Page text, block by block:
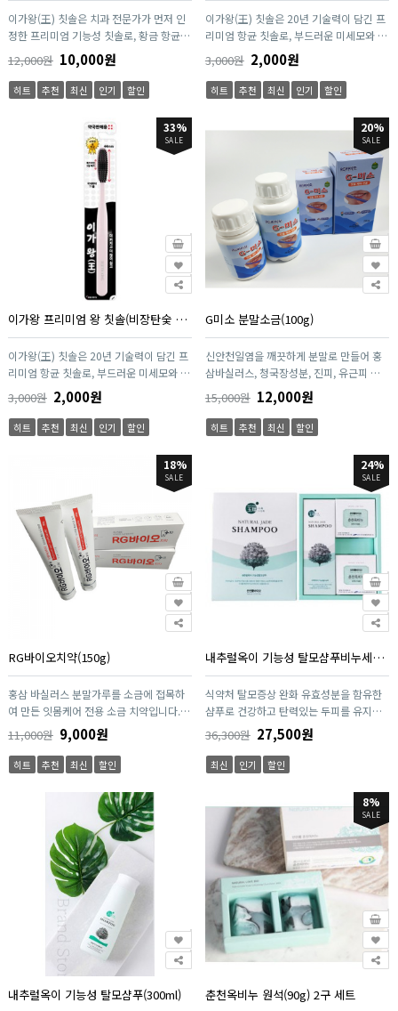
이가왕(王) 칫솔은 치과 전문가가 먼저 인
정한 프리미엄 기능성 칫솔로, 황금 항균모
와 초미세모를 결합해 치간 깊숙한 부분까
지 깔끔하게 세정합니다. 2중 구조 미세모
가 플라그를 효과적으로 제거하며, 특수 설
계된 슬림 헤드가 잇몸 자극을 최소화합니
다. 고급 PET 손잡이와 인체공학적 디자인
으로 사용 편의성을 높였고, 20년 제조 노
하우를 갖춘 전문 생산라인에서 위생적으
로 제작되어 온 가족이 안심하고 사용할 수
있는 고품격 항균 칫솔입니다.
12,000원 10,000원
히트 추천 최신 인기 할인
이가왕(王) 칫솔은 20년 기술력이 담긴 프
리미엄 항균 칫솔로, 부드러운 미세모와 강
력한 5겹 항균모가 치아와 잇몸을 동시에
보호합니다. 독자적인 황금 실버모와 항균
PET 소재를 사용해 세균 번식을 억제하며,
치과기기 수준의 꼼꼼한 제조 시스템으로
안전성을 강화했습니다. 치간 깊숙이 닿는
0.18mm 미세모와 인체공학적 헤드 디자
인으로 일상 양치 효과를 극대화한 고품격
기능성 칫솔입니다.
3,000원 2,000원
히트 추천 최신 인기 할인
33%
SALE
이가왕 프리미엄 왕 칫솔(비장탄숯 항균칫솔, 1P)
이가왕(王) 칫솔은 20년 기술력이 담긴 프
리미엄 항균 칫솔로, 부드러운 미세모와 강
력한 5겹 항균모가 치아와 잇몸을 동시에
보호합니다. 독자적인 황금 실버모와 항균
PET 소재를 사용해 세균 번식을 억제하며,
치과기기 수준의 꼼꼼한 제조 시스템으로
안전성을 강화했습니다. 치간 깊숙이 닿는
0.18mm 미세모와 인체공학적 헤드 디자
인으로 일상 양치 효과를 극대화한 고품격
기능성 칫솔입니다.
3,000원 2,000원
히트 추천 최신 인기 할인
20%
SALE
G미소 분말소금(100g)
신안천일염을 깨끗하게 분말로 만들어 홍
삼바실러스, 청국장성분, 진피, 유근피 등
을 함유하여 잇몸질환, 구강청결에 도움을
주는 분말 소금입니다.
15,000원 12,000원
히트 추천 최신 할인
18%
SALE
RG바이오치약(150g)
홍삼 바실러스 분말가루를 소금에 접목하
여 만든 잇몸케어 전용 소금 치약입니다.
구강관리에 도움을 줄 수 있는 기능성 치약
입니다.
11,000원 9,000원
히트 추천 최신 할인
24%
SALE
내추럴옥이 기능성 탈모샴푸비누세트(샴푸 300ml*1개, 비누 90g*2개)
식약처 탈모증상 완화 유효성분을 함유한
샴푸로 건강하고 탄력있는 두피를 유지하
여 탈모증상을 완화시켜 줍니다. 락토바실
러스 발효액과 옥정수를 이용하여 개발한
옥효소소금(특허등록)을 첨가해 두피를 깨
긋하게 유지하여 가려움증 완화에 도움을
줍니다. 춘천옥비누 원형은 천연식물성오
일, 아로마 에센셜오일, 원적외선이 방출되
는 춘천옥분말을 이용하여 만든 천연 수제
비누입니다.
36,300원 27,500원
최신 인기 할인
내추럴옥이 기능성 탈모샴푸(300ml)
8%
SALE
춘천옥비누 원석(90g) 2구 세트